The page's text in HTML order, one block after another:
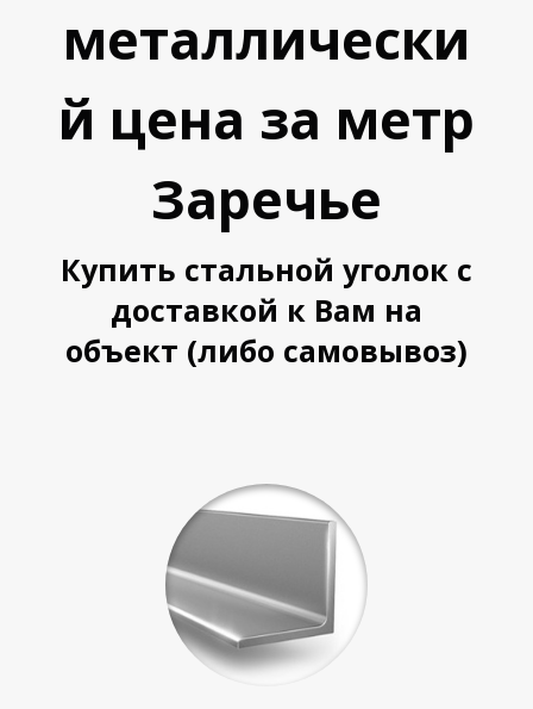
А
металлически
й цена за метр
Заречье
Купить стальной уголок с
доставкой к Вам на
объект (либо самовывоз)
А